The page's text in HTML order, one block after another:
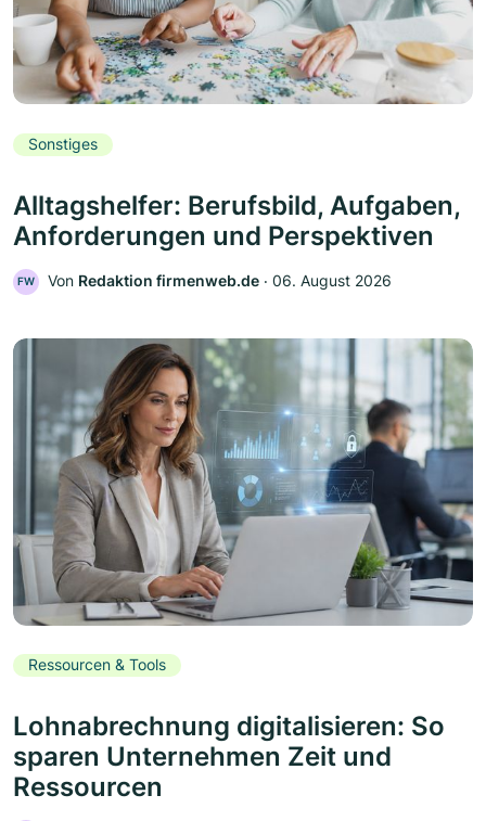
Sonstiges
Alltagshelfer: Berufsbild, Aufgaben,
Anforderungen und Perspektiven
FW Von Redaktion firmenweb.de ‧ 06. August 2026
Ressourcen & Tools
Lohnabrechnung digitalisieren: So
sparen Unternehmen Zeit und
Ressourcen